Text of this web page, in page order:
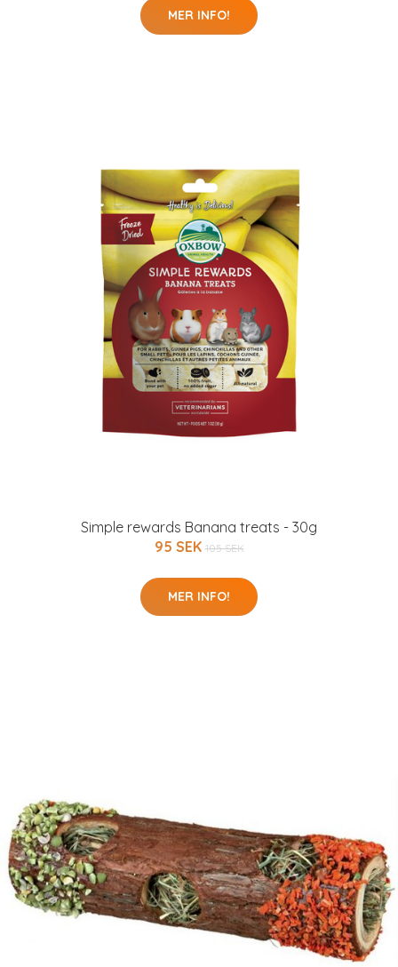
MER INFO!
Simple rewards Banana treats - 30g
95 SEK 105 SEK
MER INFO!